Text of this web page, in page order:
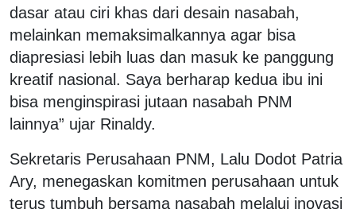
dasar atau ciri khas dari desain nasabah,
melainkan memaksimalkannya agar bisa
diapresiasi lebih luas dan masuk ke panggung
kreatif nasional. Saya berharap kedua ibu ini
bisa menginspirasi jutaan nasabah PNM
lainnya” ujar Rinaldy.
Sekretaris Perusahaan PNM, Lalu Dodot Patria
Ary, menegaskan komitmen perusahaan untuk
terus tumbuh bersama nasabah melalui inovasi